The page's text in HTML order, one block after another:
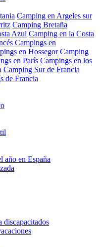
Camping en Argeles sur
Camping Bretaña
Azul Camping en la Costa
Campings en
en Hossegor Camping
en París Campings en los
Camping Sur de Francia
de Francia
año en España
discapacitados